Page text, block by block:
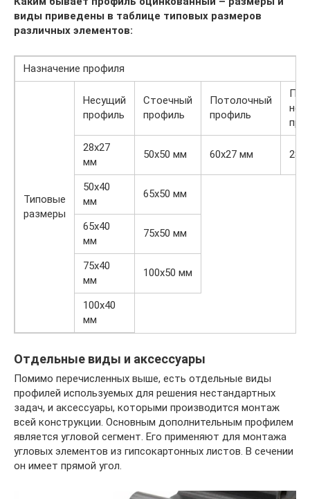
виды приведены в таблице типовых размеров
различных элементов:
Назначение профиля
Типовые
размеры
Несущий
профиль
Стоечный
профиль
Потолочный
профиль
28х27
мм
50х50 мм 60х27 мм
50х40
мм
65х50 мм
65х40
мм
75х50 мм
75х40
мм
100х50 мм
100х40
мм
Отдельные виды и аксессуары
Помимо перечисленных выше, есть отдельные виды
профилей используемых для решения нестандартных
задач, и аксессуары, которыми производится монтаж
всей конструкции. Основным дополнительным профилем
является угловой сегмент. Его применяют для монтажа
угловых элементов из гипсокартонных листов. В сечении
он имеет прямой угол.